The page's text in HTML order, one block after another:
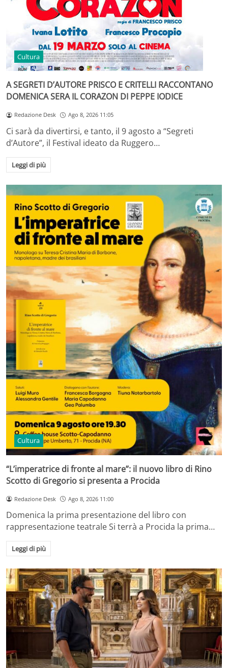
Cultura
A SEGRETI D’AUTORE PRISCO E CRITELLI RACCONTANO
DOMENICA SERA IL CORAZON DI PEPPE IODICE
Redazione Desk Ago 8, 2026 11:05
Ci sarà da divertirsi, e tanto, il 9 agosto a “Segreti
d’Autore”, il Festival ideato da Ruggero…
Leggi di più
Cultura
“L’imperatrice di fronte al mare”: il nuovo libro di Rino
Scotto di Gregorio si presenta a Procida
Redazione Desk Ago 8, 2026 11:00
Domenica la prima presentazione del libro con
rappresentazione teatrale Si terrà a Procida la prima…
Leggi di più